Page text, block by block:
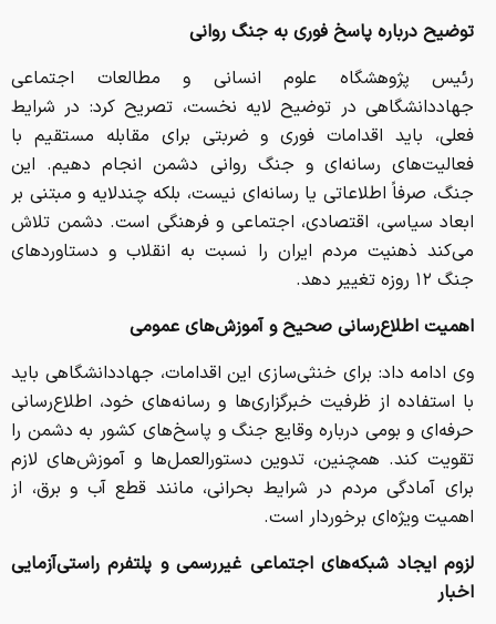
توضیح درباره پاسخ فوری به جنگ روانی
رئیس پژوهشگاه علوم انسانی و مطالعات اجتماعی
جهاددانشگاهی در توضیح لایه نخست، تصریح کرد: در شرایط
فعلی، باید اقدامات فوری و ضربتی برای مقابله مستقیم با
فعالیت‌های رسانه‌ای و جنگ روانی دشمن انجام دهیم. این
جنگ، صرفاً اطلاعاتی یا رسانه‌ای نیست، بلکه چندلایه و مبتنی بر
ابعاد سیاسی، اقتصادی، اجتماعی و فرهنگی است. دشمن تلاش
می‌کند ذهنیت مردم ایران را نسبت به انقلاب و دستاوردهای
جنگ ۱۲ روزه تغییر دهد.
اهمیت اطلاع‌رسانی صحیح و آموزش‌های عمومی
وی ادامه داد: برای خنثی‌سازی این اقدامات، جهاددانشگاهی باید
با استفاده از ظرفیت خبرگزاری‌ها و رسانه‌های خود، اطلاع‌رسانی
حرفه‌ای و بومی درباره وقایع جنگ و پاسخ‌های کشور به دشمن را
تقویت کند. همچنین، تدوین دستورالعمل‌ها و آموزش‌های لازم
برای آمادگی مردم در شرایط بحرانی، مانند قطع آب و برق، از
اهمیت ویژه‌ای برخوردار است.
لزوم ایجاد شبکه‌های اجتماعی غیررسمی و پلتفرم راستی‌آزمایی
اخبار